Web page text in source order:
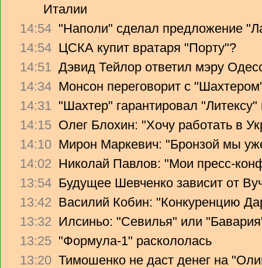
Италии
14:54 "Наполи" сделал предложение
14:54 ЦСКА купит вратаря "Порту"?
14:51 Дэвид Тейлор ответил мэру
14:34 Монсон переговорит с
14:31 "Шахтер" гарантировал
14:15 Олег Блохин: "Хочу работать в
14:10 Мирон Маркевич: "Бронзой мы
14:02 Николай Павлов: "Мои пресс-
13:54 Будущее Шевченко зависит от
13:42 Василий Кобин: "Конкуренцию
13:32 Илсиньо: "Севилья" или
13:25 "Формула-1" раскололась
13:20 Тимошенко не даст денег на